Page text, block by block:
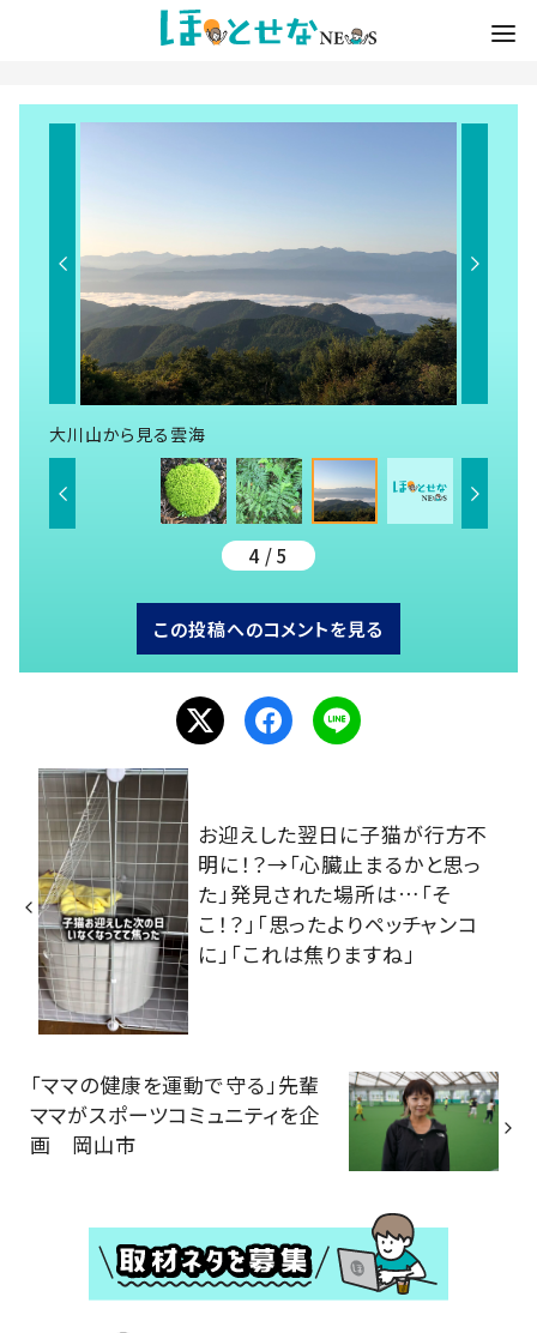
大川山から見る雲海
4 / 5
この投稿へのコメントを見る
お迎えした翌日に子猫が行方不
明に！？→「心臓止まるかと思っ
た」発見された場所は…「そ
こ！？」「思ったよりペッチャンコ
に」「これは焦りますね」
「ママの健康を運動で守る」先輩
ママがスポーツコミュニティを企
画 岡山市